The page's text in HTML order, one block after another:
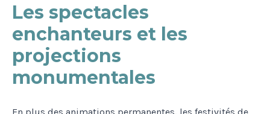
Les spectacles
enchanteurs et les
projections
monumentales
En plus des animations permanentes, les festivités de